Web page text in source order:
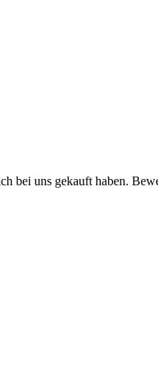
bei uns gekauft haben.